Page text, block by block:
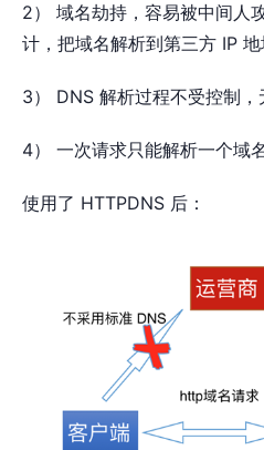
2） 域名劫持，容易被中间人
计，把域名解析到第三方 IP 地
3） DNS 解析过程不受控制，
4） 一次请求只能解析一个域名
使用了 HTTPDNS 后：